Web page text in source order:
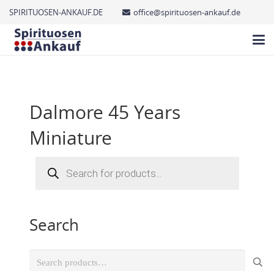
SPIRITUOSEN-ANKAUF.DE office@spirituosen-ankauf.de
Dalmore 45 Years
Miniature
search
Search
Search